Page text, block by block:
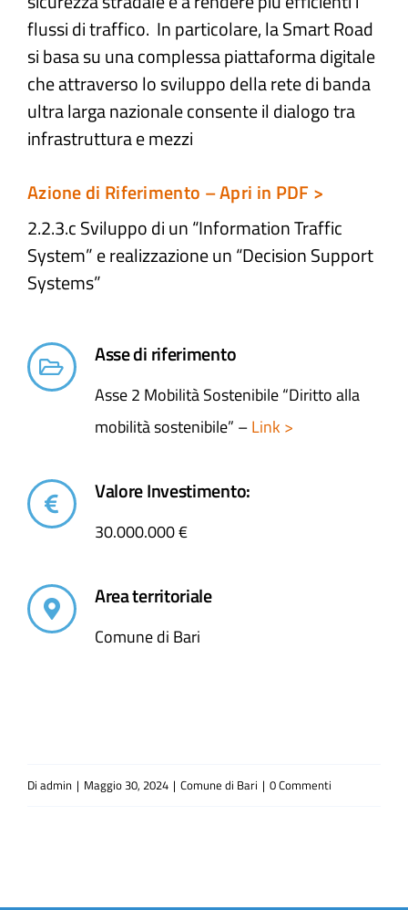
Atti e Docunenti
Notizie
Progetti
flussi di traffico. In particolare, la Smart Road
si basa su una complessa piattaforma digitale
che attraverso lo sviluppo della rete di banda
ultra larga nazionale consente il dialogo tra
infrastruttura e mezzi
Azione di Riferimento – Apri in PDF >
2.2.3.c Sviluppo di un “Information Traffic
System” e realizzazione un “Decision Support
Systems”​
Asse di riferimento
Asse 2 Mobilità Sostenibile “Diritto alla
mobilità sostenibile” –Link >
Valore Investimento:
30.000.000 €
Area territoriale
Comune di Bari
Di admin | Maggio 30, 2024 | Comune di Bari | 0 Commenti